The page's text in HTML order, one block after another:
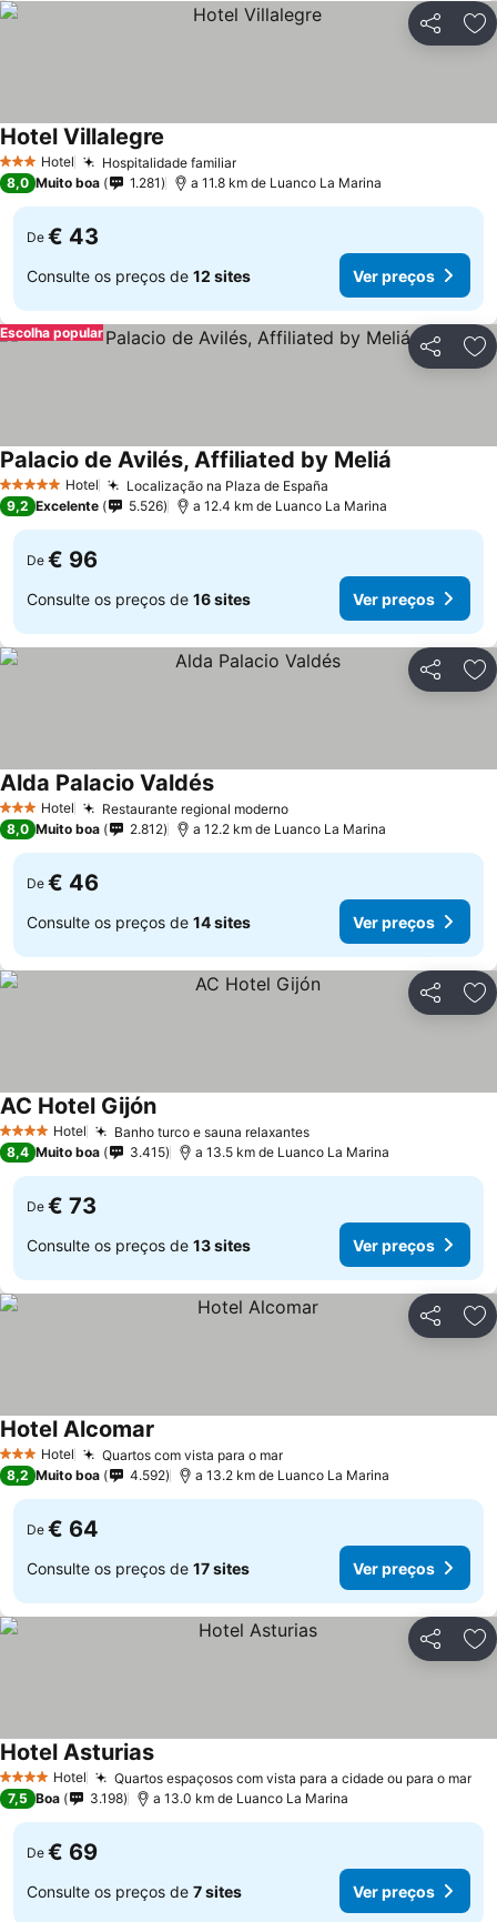
Partilhar
3 EstrelasHotel Hospitalidade familiarVer preços
Hotel Villalegre
8,0 Muito boa 1.281 a 11.8 km de Luanco La Marina
De € 43
Consulte os preços de 12 sites Ver preços
Partilhar
Escolha popular
5 Estrelas Hotel Localização na Plaza de España
Palacio de Avilés, Affiliated by Meliá
9,2 Excelente 5.526 a 12.4 km de Luanco La Marina
De € 96
Consulte os preços de 16 sites Ver preços
Partilhar
3 EstrelasHotel Restaurante regional modernoVer preços
Alda Palacio ValdésVer preços
8,0 Muito boa 2.812 a 12.2 km de Luanco La Marina
De € 46
Consulte os preços de 14 sites Ver preços
Partilhar
4 EstrelasHotel Banho turco e sauna relaxantesVer preços
AC Hotel GijónVer preços
8,4 Muito boa 3.415 a 13.5 km de Luanco La Marina
De € 73
Consulte os preços de 13 sites Ver preços
Partilhar
3 EstrelasHotel Quartos com vista para o marVer preços
Hotel Alcomar
8,2 Muito boa 4.592 a 13.2 km de Luanco La Marina
De € 64
Consulte os preços de 17 sites Ver preços
Partilhar
4 EstrelasHotel Quartos espaçosos com vista para a cidade ou para o mar
Hotel AsturiasVer preços
7,5 Boa 3.198 a 13.0 km de Luanco La Marina
De € 69
Consulte os preços de 7 sites Ver preços